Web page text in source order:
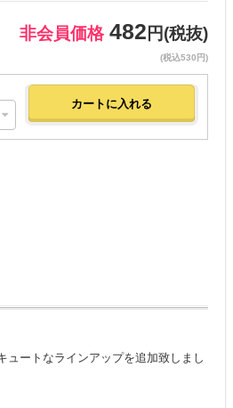
非会員価格 482 円(税抜)
(税込530円)
ュートなラインアップを追加致しまし